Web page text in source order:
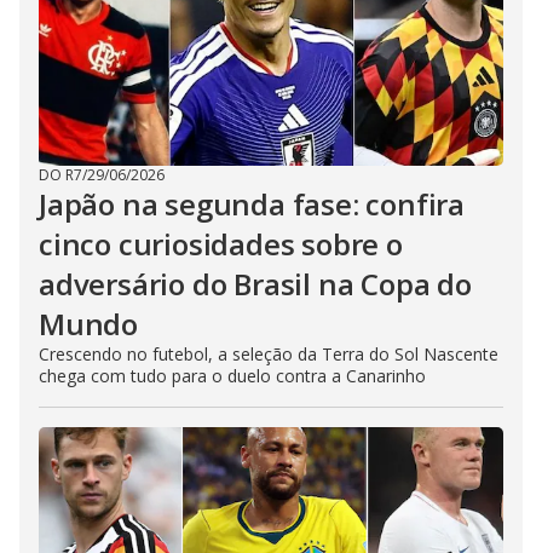
DO R7/29/06/2026
Japão na segunda fase: confira
cinco curiosidades sobre o
adversário do Brasil na Copa do
Mundo
Crescendo no futebol, a seleção da Terra do Sol Nascente
chega com tudo para o duelo contra a Canarinho